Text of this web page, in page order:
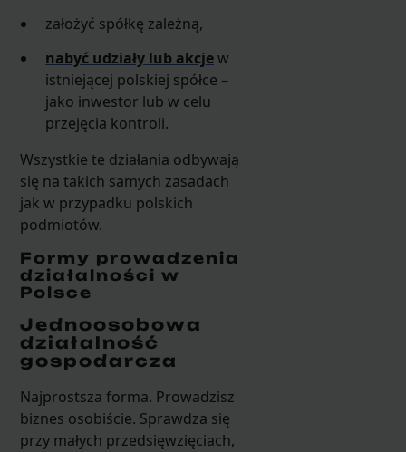
założyć spółkę zależną,
nabyć udziały lub akcjew
istniejącej polskiej spółce –
jako inwestor lub w celu
przejęcia kontroli.
Wszystkie te działania odbywają
się na takich samych zasadach
jak w przypadku polskich
podmiotów.
Formy prowadzenia
działalności w
Polsce
Jednoosobowa
działalność
gospodarcza
Najprostsza forma. Prowadzisz
biznes osobiście. Sprawdza się
przy małych przedsięwzięciach,